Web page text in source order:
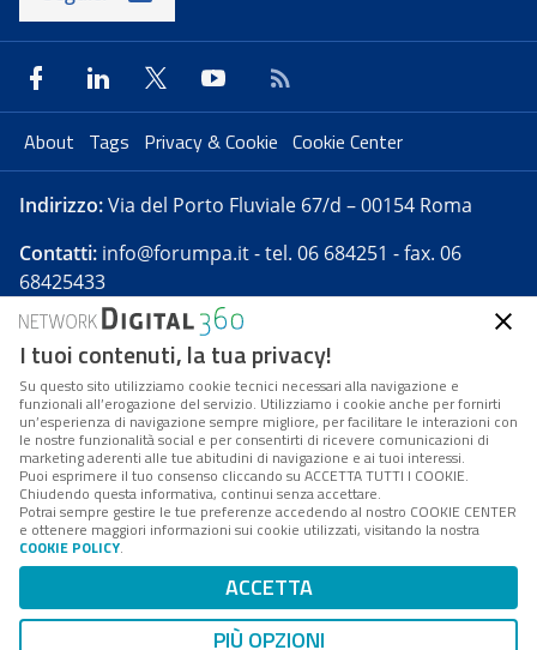
About Tags Privacy & Cookie Cookie Center
Indirizzo:Via del Porto Fluviale 67/d – 00154 Roma
Contatti: info@forumpa.it- tel. 06 684251 - fax. 06
68425433
Forumpa.itè una pubblicazione telematica iscritta
presso Registro della stampa del Tribunale di Roma -
Reg. n. 182 del 2 maggio 2008 - Direttore resp. Michela
Stentella
FPA s.r.l. è società soggetta a Direzione e
Coordinamento da parte di Digital360 S.p.A. - FPA s.r.l.
è un'azienda certificata per il sistema di management
Codice Fiscale/Partita IVA n. 10693191008 - R.E.A. Roma
n. 1249791. ISP AWS
Mappa del sito
I tuoi contenuti, la tua privacy!
Su questo sito utilizziamo cookie tecnici necessari alla navigazione e
funzionali all’erogazione del servizio. Utilizziamo i cookie anche per fornirti
un’esperienza di navigazione sempre migliore, per facilitare le interazioni con
le nostre funzionalità social e per consentirti di ricevere comunicazioni di
marketing aderenti alle tue abitudini di navigazione e ai tuoi interessi.
Puoi esprimere il tuo consenso cliccando su ACCETTA TUTTI I COOKIE.
Chiudendo questa informativa, continui senza accettare.
Potrai sempre gestire le tue preferenze accedendo al nostro COOKIE CENTER
e ottenere maggiori informazioni sui cookie utilizzati, visitando la nostra
COOKIE POLICY.
ACCETTA
PIÙ OPZIONI